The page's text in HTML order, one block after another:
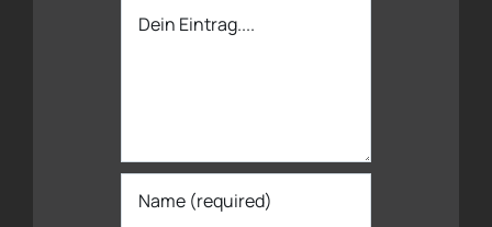
Dein